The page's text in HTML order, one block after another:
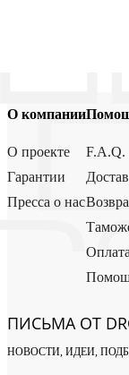
О компании
О проекте
Гарантии
Пресса о нас
F.A.Q.
Оплата
ПИСЬМА ОТ
НОВОСТИ, ИДЕИ,